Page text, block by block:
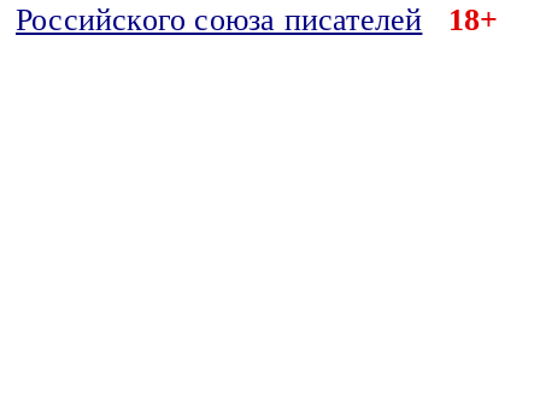
Российского союза писателей
18+